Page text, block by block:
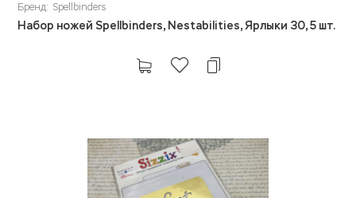
Бренд: Spellbinders
Набор ножей Spellbinders, Nestabilities, Ярлыки 30, 5 шт.